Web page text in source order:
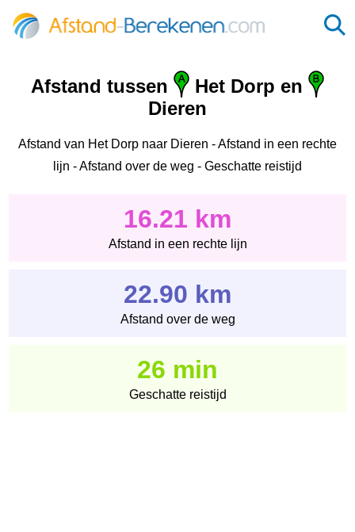
Afstand tussen
Het Dorp en
Dieren
Afstand van Het Dorp naar Dieren - Afstand in een rechte
lijn - Afstand over de weg - Geschatte reistijd
16.21 km
Afstand in een rechte lijn
22.90 km
Afstand over de weg
26 min
Geschatte reistijd